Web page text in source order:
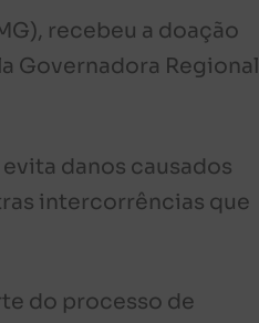
recebeu a doação
Governadora Regional
danos causados
intercorrências que
do processo de